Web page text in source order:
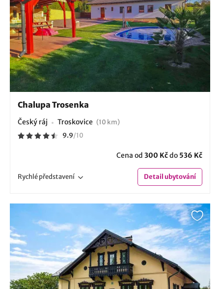
Chalupa Trosenka
Český ráj Troskovice (10 km)
9.9/10
Cena od 300 Kčdo 536 Kč
Rychlépředstavení Detailubytování